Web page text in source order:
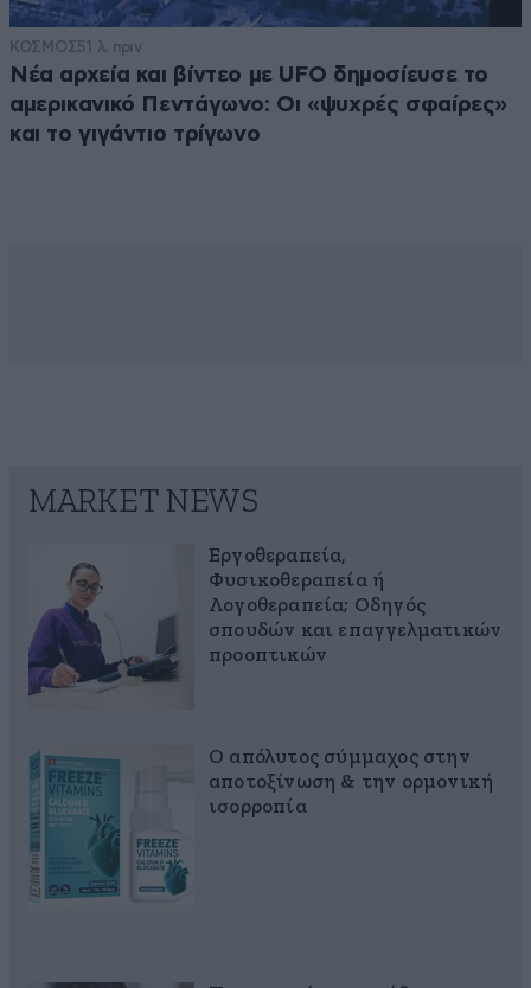
ΚΟΣΜΟΣ51 λ. πριν
Νέα αρχεία και βίντεο με UFO δημοσίευσε το
αμερικανικό Πεντάγωνο: Οι «ψυχρές σφαίρες»
και το γιγάντιο τρίγωνο
MARKET NEWS
Εργοθεραπεία,
Φυσικοθεραπεία ή
Λογοθεραπεία; Οδηγός
σπουδών και επαγγελματικών
προοπτικών
Ο απόλυτος σύμμαχος στην
αποτοξίνωση & την ορμονική
ισορροπία